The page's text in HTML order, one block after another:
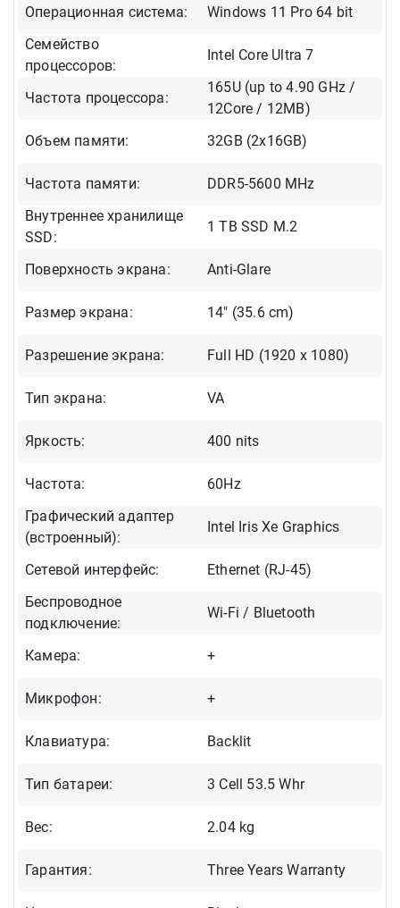
Операционная система:
Windows 11 Pro 64 bit
Семейство
процессоров:
Intel Core Ultra 7
Частота процессора:
165U (up to 4.90 GHz /
12Core / 12MB)
Объем памяти:
32GB (2x16GB)
Частота памяти:
DDR5-5600 MHz
Внутреннее хранилище
SSD:
1 TB SSD M.2
Поверхность экрана: Anti-Glare
Размер экрана: 14" (35.6 cm)
Разрешение экрана: Full HD (1920 x 1080)
Тип экрана: VA
Яркость: 400 nits
Частота:
60Hz
Графический адаптер
(встроенный):
Intel Iris Xe Graphics
Сетевой интерфейс:
Ethernet (RJ-45)
Беспроводное
подключение:
Wi-Fi / Bluetooth
Камера: +
Микрофон: +
Клавиатура: Backlit
Тип батареи: 3 Cell 53.5 Whr
Вес: 2.04 kg
Гарантия: Three Years Warranty